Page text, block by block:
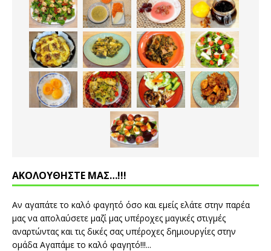
ΑΚΟΛΟΥΘΗΣΤΕ ΜΑΣ…!!!
Αν αγαπάτε το καλό φαγητό όσο και εμείς ελάτε στην παρέα
μας να απολαύσετε μαζί μας υπέροχες μαγικές στιγμές
αναρτώντας και τις δικές σας υπέροχες δημιουργίες στην
ομάδα Αγαπάμε το καλό φαγητό!!!...